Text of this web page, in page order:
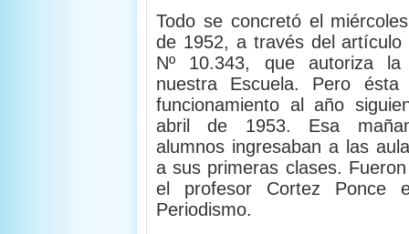
Todo se concretó el
de 1952, a través del
Nº 10.343, que autoriza
nuestra Escuela. Pero ésta
funcionamiento al año
abril de 1953. Esa
alumnos ingresaban a las
a sus primeras clases.
el profesor Cortez Ponce
Periodismo.